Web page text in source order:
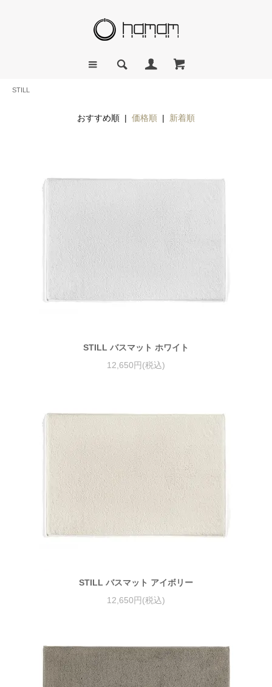
STILL
おすすめ順 | 価格順 | 新着順
STILL バスマット ホワイト
12,650円(税込)
STILL バスマット アイボリー
12,650円(税込)